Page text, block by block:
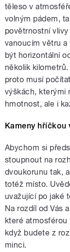
těleso v
volným pádem,
povětrnostní
vanoucím větru
být horizontální
několik
proto musí
výškách, kterými
hmotnost, ale i
Kameny hříčkou
Abychom si
stoupnout na
dvoukorunu tak,
totéž místo.
uvažující po jaké
Na rozdíl od Vás
které atmosférou
když budete z
minci.